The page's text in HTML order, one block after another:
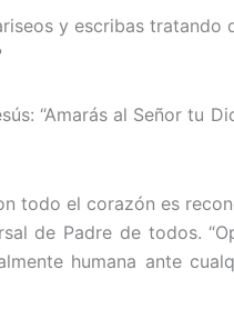
y escribas
“Amarás al Señor tu
todo el corazón es
de Padre de todos.
humana ante